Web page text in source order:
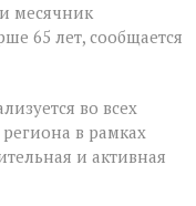
Дону
проходит
месячник
людей
«серебряного»
возраста
месячник
65 лет, сообщается
во всех
в рамках
и активная